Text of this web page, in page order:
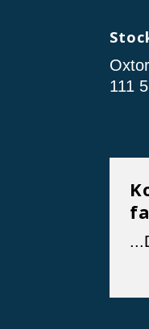
111